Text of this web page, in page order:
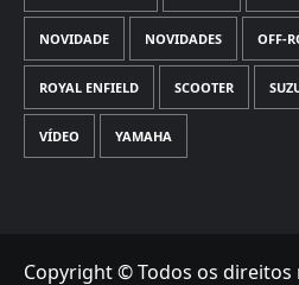
NOVIDADE NOVIDADES OFF-
ROYAL ENFIELD SCOOTER
VÍDEO YAMAHA
Copyright © Todos os